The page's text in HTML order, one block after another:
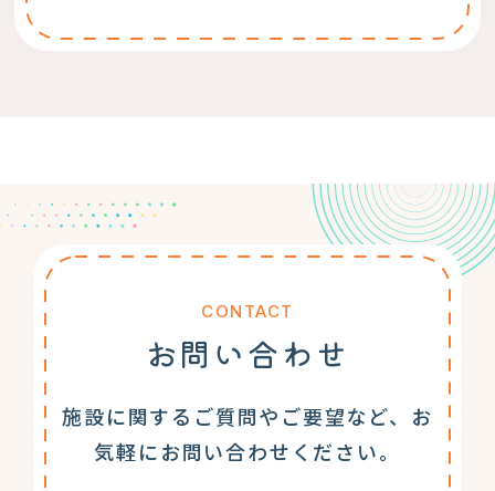
CONTACT
お問い合わせ
施設に関するご質問やご要望など、お
気軽にお問い合わせください。